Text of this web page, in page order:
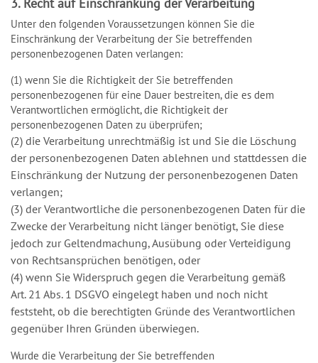
Unter den folgenden Voraussetzungen können Sie die
Einschränkung der Verarbeitung der Sie betreffenden
personenbezogenen Daten verlangen:
(1) wenn Sie die Richtigkeit der Sie betreffenden
personenbezogenen für eine Dauer bestreiten, die es dem
Verantwortlichen ermöglicht, die Richtigkeit der
personenbezogenen Daten zu überprüfen;
(2) die Verarbeitung unrechtmäßig ist und Sie die Löschung
der personenbezogenen Daten ablehnen und stattdessen die
Einschränkung der Nutzung der personenbezogenen Daten
verlangen;
(3) der Verantwortliche die personenbezogenen Daten für die
Zwecke der Verarbeitung nicht länger benötigt, Sie diese
jedoch zur Geltendmachung, Ausübung oder Verteidigung
von Rechtsansprüchen benötigen, oder
(4) wenn Sie Widerspruch gegen die Verarbeitung gemäß
Art. 21 Abs. 1 DSGVO eingelegt haben und noch nicht
feststeht, ob die berechtigten Gründe des Verantwortlichen
gegenüber Ihren Gründen überwiegen.
Wurde die Verarbeitung der Sie betreffenden